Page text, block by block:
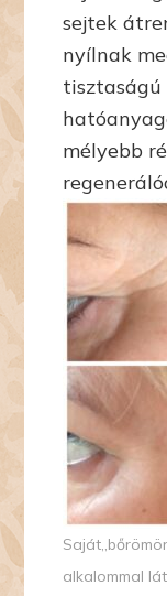
sejtek
nyílnak
tisztaságú
mélyebb
alkalommal